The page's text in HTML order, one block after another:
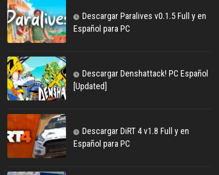
Descargar Paralives v0.1.5 Full y en
Español para PC
Descargar Denshattack! PC Español
[Updated]
Descargar DiRT 4 v1.8 Full y en
Español para PC